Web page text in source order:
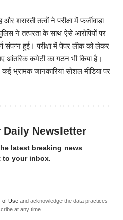
शरारती तत्वों ने परीक्षा में फर्जीवाड़ा
ने तत्परता के साथ ऐसे आरोपियों पर
संपन्न हुई। परीक्षा में पेपर लीक को लेकर
आंतरिक कमेटी का गठन भी किया है।
भ्रामक जानकारियां सोशल मीडिया पर
Daily Newsletter
latest breaking news
to your inbox.
of Use and acknowledge the data practices
at any time.